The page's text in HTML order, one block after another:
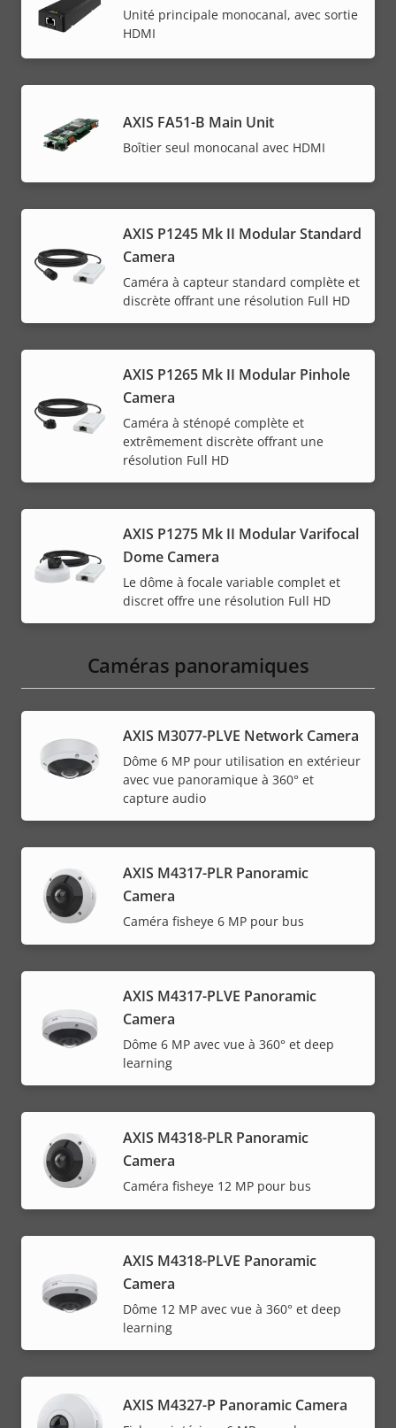
Unité principale monocanal, avec sortie
HDMI
AXIS FA51-B Main Unit
Boîtier seul monocanal avec HDMI
AXIS P1245 Mk II Modular Standard
Camera
Caméra à capteur standard complète et
discrète offrant une résolution Full HD
AXIS P1265 Mk II Modular Pinhole
Camera
Caméra à sténopé complète et
extrêmement discrète offrant une
résolution Full HD
AXIS P1275 Mk II Modular Varifocal
Dome Camera
Le dôme à focale variable complet et
discret offre une résolution Full HD
Caméras panoramiques
AXIS M3077-PLVE Network Camera
Dôme 6 MP pour utilisation en extérieur
avec vue panoramique à 360° et
capture audio
AXIS M4317-PLR Panoramic
Camera
Caméra fisheye 6 MP pour bus
AXIS M4317-PLVE Panoramic
Camera
Dôme 6 MP avec vue à 360° et deep
learning
AXIS M4318-PLR Panoramic
Camera
Caméra fisheye 12 MP pour bus
AXIS M4318-PLVE Panoramic
Camera
Dôme 12 MP avec vue à 360° et deep
learning
AXIS M4327-P Panoramic Camera